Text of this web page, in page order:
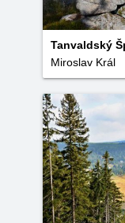
Tanvaldský
Miroslav Král